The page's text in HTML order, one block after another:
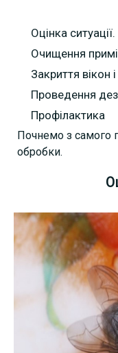
Оцінка ситуації.
Очищення
Закриття вікон
Проведення
Профілактика
Почнемо з самого
обробки.